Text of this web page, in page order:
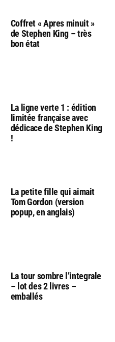
Coffret « Apres minuit »
de Stephen King – très
bon état
La ligne verte 1 : édition
limitée française avec
dédicace de Stephen King
!
La petite fille qui aimait
Tom Gordon (version
popup, en anglais)
La tour sombre l’integrale
– lot des 2 livres –
emballés